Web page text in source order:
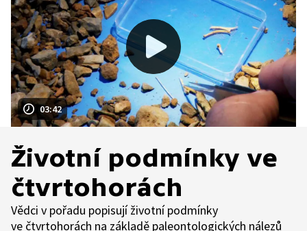
03:42
Životní podmínky ve
čtvrtohorách
Vědci v pořadu popisují životní podmínky
ve čtvrtohorách na základě paleontologických nálezů